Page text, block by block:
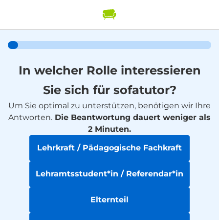
In welcher Rolle interessieren
Sie sich für sofatutor?
Um Sie optimal zu unterstützen, benötigen wir Ihre
Antworten. Die Beantwortung dauert weniger als
2 Minuten.
Lehrkraft / Pädagogische Fachkraft
Lehramtsstudent*in / Referendar*in
Elternteil